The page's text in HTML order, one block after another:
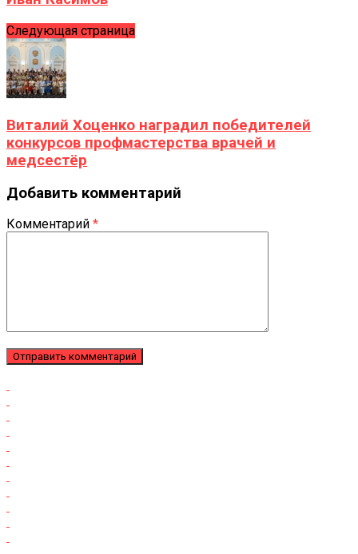
Следующая страница
Виталий Хоценко наградил победителей
конкурсов профмастерства врачей и
медсестёр
Добавить комментарий
Комментарий *